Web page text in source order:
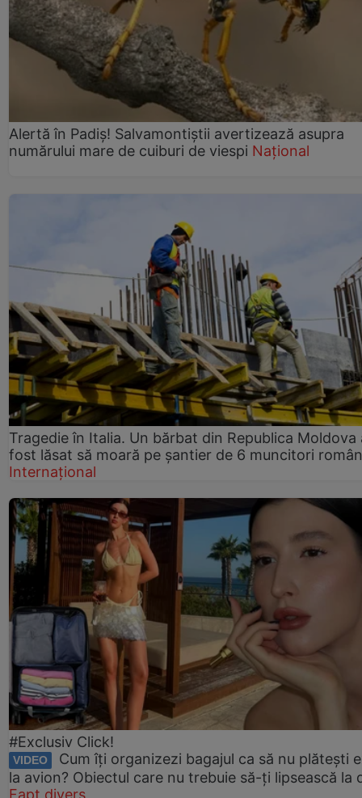
Alertă în Padiș! Salvamontiștii avertizează asupra
numărului mare de cuiburi de viespi Național
Tragedie în Italia. Un bărbat din Republica Moldova
fost lăsat să moară pe șantier de 6 muncitori
Internațional
#Exclusiv Click!
VIDEO
Cum îți organizezi bagajul ca să nu plătești
la avion? Obiectul care nu trebuie să-ți lipsească la
Fapt divers